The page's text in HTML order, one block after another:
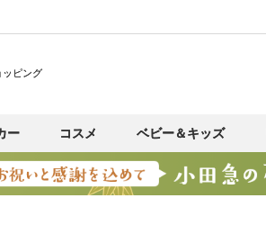
ッピング
ー コスメ ベビー＆キッズ